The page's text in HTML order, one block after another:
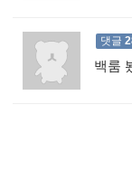
댓글
백룸